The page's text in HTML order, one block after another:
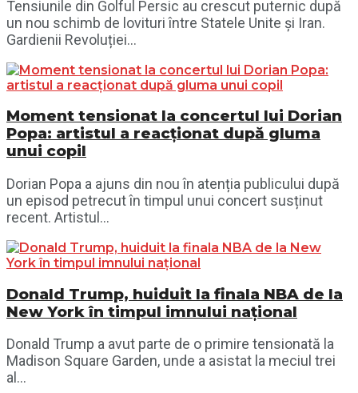
Tensiunile din Golful Persic au crescut puternic după
un nou schimb de lovituri între Statele Unite și Iran.
Gardienii Revoluției...
Moment tensionat la concertul lui Dorian
Popa: artistul a reacționat după gluma
unui copil
Dorian Popa a ajuns din nou în atenția publicului după
un episod petrecut în timpul unui concert susținut
recent. Artistul...
Donald Trump, huiduit la finala NBA de la
New York în timpul imnului național
Donald Trump a avut parte de o primire tensionată la
Madison Square Garden, unde a asistat la meciul trei
al...